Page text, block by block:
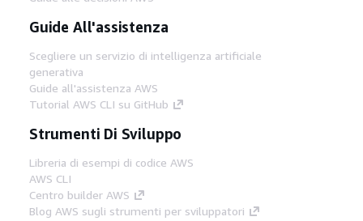
Guide All'assistenza
Scegliere un servizio di intelligenza artificiale
generativa
Guide all'assistenza AWS
Tutorial AWS CLI su GitHub
Strumenti Di Sviluppo
Libreria di esempi di codice AWS
AWS CLI
Centro builder AWS
Blog AWS sugli strumenti per sviluppatori